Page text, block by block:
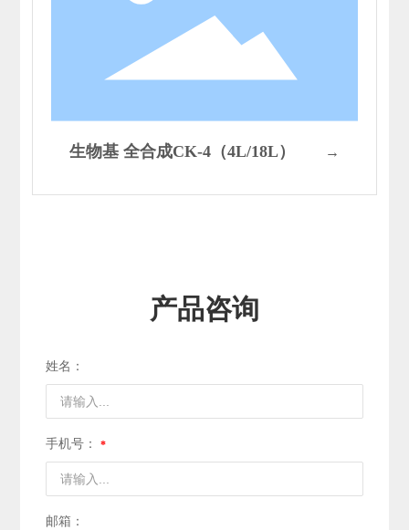
生物基 全合成CK-4（4L/18L） →
产品咨询
姓名：
手机号：
邮箱：